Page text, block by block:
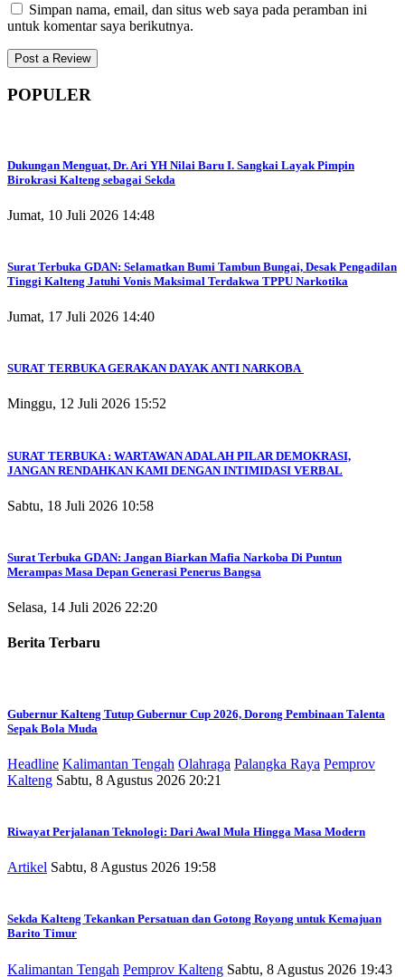
Simpan nama, email, dan situs web saya pada peramban ini
untuk komentar saya berikutnya.
POPULER
Dukungan Menguat, Dr. Ari YH Nilai Baru I. Sangkai Layak Pimpin
Birokrasi Kalteng sebagai Sekda
Jumat, 10 Juli 2026 14:48
Surat Terbuka GDAN: Selamatkan Bumi Tambun Bungai, Desak Pengadilan
Tinggi Kalteng Jatuhi Vonis Maksimal Terdakwa TPPU Narkotika
Jumat, 17 Juli 2026 14:40
SURAT TERBUKA GERAKAN DAYAK ANTI NARKOBA
Minggu, 12 Juli 2026 15:52
SURAT TERBUKA : WARTAWAN ADALAH PILAR DEMOKRASI,
JANGAN RENDAHKAN KAMI DENGAN INTIMIDASI VERBAL
Sabtu, 18 Juli 2026 10:58
Surat Terbuka GDAN: Jangan Biarkan Mafia Narkoba Di Puntun
Merampas Masa Depan Generasi Penerus Bangsa
Selasa, 14 Juli 2026 22:20
Berita Terbaru
Gubernur Kalteng Tutup Gubernur Cup 2026, Dorong Pembinaan Talenta
Sepak Bola Muda
Headline Kalimantan Tengah Olahraga Palangka Raya Pemprov
Kalteng Sabtu, 8 Agustus 2026 20:21
Riwayat Perjalanan Teknologi: Dari Awal Mula Hingga Masa Modern
Artikel Sabtu, 8 Agustus 2026 19:58
Sekda Kalteng Tekankan Persatuan dan Gotong Royong untuk Kemajuan
Barito Timur
Kalimantan Tengah Pemprov Kalteng Sabtu, 8 Agustus 2026 19:43